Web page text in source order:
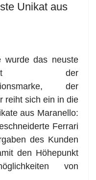
Unikat aus
wurde das neuste
der
der
reiht sich ein in die
aus Maranello:
Ferrari
des Kunden
den Höhepunkt
von